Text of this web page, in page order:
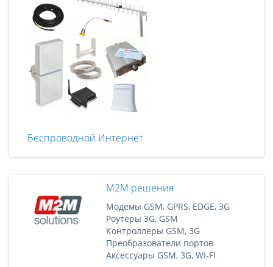
Беспроводной Интернет
M2M решения
Модемы GSM, GPRS, EDGE, 3G
Роутеры 3G, GSM
Контроллеры GSM, 3G
Преобразователи портов
Аксессуары GSM, 3G, WI-FI